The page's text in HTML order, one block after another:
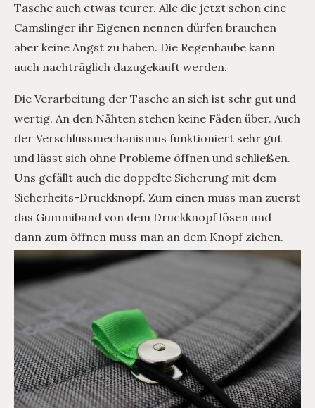
Tasche auch etwas teurer. Alle die jetzt schon eine
Camslinger ihr Eigenen nennen dürfen brauchen
aber keine Angst zu haben. Die Regenhaube kann
auch nachträglich dazugekauft werden.
Die Verarbeitung der Tasche an sich ist sehr gut und
wertig. An den Nähten stehen keine Fäden über. Auch
der Verschlussmechanismus funktioniert sehr gut
und lässt sich ohne Probleme öffnen und schließen.
Uns gefällt auch die doppelte Sicherung mit dem
Sicherheits-Druckknopf. Zum einen muss man zuerst
das Gummiband von dem Druckknopf lösen und
dann zum öffnen muss man an dem Knopf ziehen.